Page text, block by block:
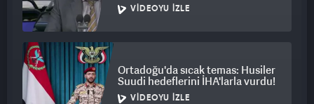
VIDEOYU İZLE
Ortadoğu'da sıcak temas: Husiler
Suudi hedeflerini İHA'larla vurdu!
VIDEOYU İZLE